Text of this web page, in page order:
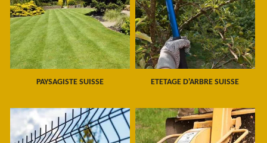
PAYSAGISTE SUISSE ETETAGE D'ARBRE SUISSE